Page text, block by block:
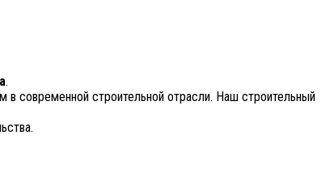
.
в современной строительной отрасли. Наш строительный